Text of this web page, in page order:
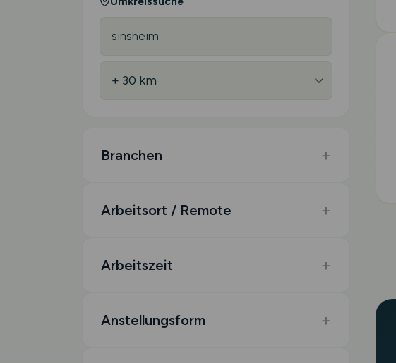
Branchen
Arbeitsort / Remote
Arbeitszeit
Anstellungsform